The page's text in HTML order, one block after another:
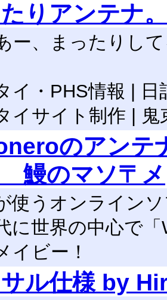
りアンテナ。
ー、まったりし
イ・PHS情報 | 日
イサイト制作 |
のアンテ
鰻のマソ〒メ
使うオンライン
に世界の中心で
イビー！
ル仕様 by